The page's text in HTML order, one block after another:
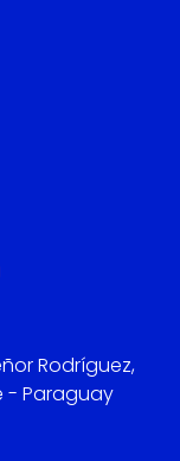
Rodríguez,
- Paraguay